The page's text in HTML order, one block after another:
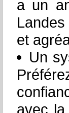
a un
et
Un
avec